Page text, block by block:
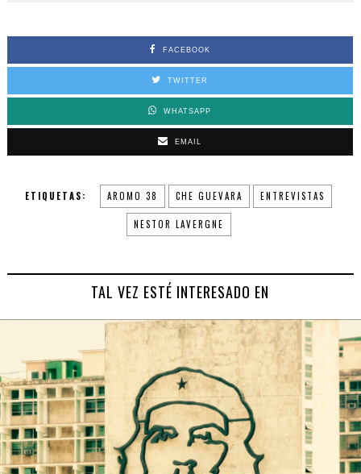
FACEBOOK
TWITTER
WHATSAPP
EMAIL
ETIQUETAS: AROMO 38 CHE GUEVARA ENTREVISTAS
NESTOR LAVERGNE
TAL VEZ ESTÉ INTERESADO EN